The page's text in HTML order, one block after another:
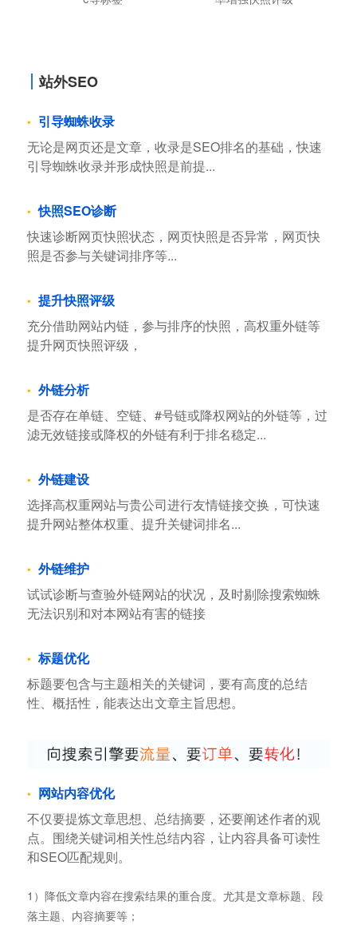
站外SEO
引导蜘蛛收录
无论是网页还是文章，收录是SEO排名的基础，快速
引导蜘蛛收录并形成快照是前提...
快照SEO诊断
快速诊断网页快照状态，网页快照是否异常，网页快
照是否参与关键词排序等...
提升快照评级
充分借助网站内链，参与排序的快照，高权重外链等
提升网页快照评级，
外链分析
是否存在单链、空链、#号链或降权网站的外链等，过
滤无效链接或降权的外链有利于排名稳定...
外链建设
选择高权重网站与贵公司进行友情链接交换，可快速
提升网站整体权重、提升关键词排名...
外链维护
试试诊断与查验外链网站的状况，及时剔除搜索蜘蛛
无法识别和对本网站有害的链接
标题优化
标题要包含与主题相关的关键词，要有高度的总结
性、概括性，能表达出文章主旨思想。
网站内容优化
不仅要提炼文章思想、总结摘要，还要阐述作者的观
点。围绕关键词相关性总结内容，让内容具备可读性
和SEO匹配规则。
1）降低文章内容在搜索结果的重合度。尤其是文章标题、段
落主题、内容摘要等；